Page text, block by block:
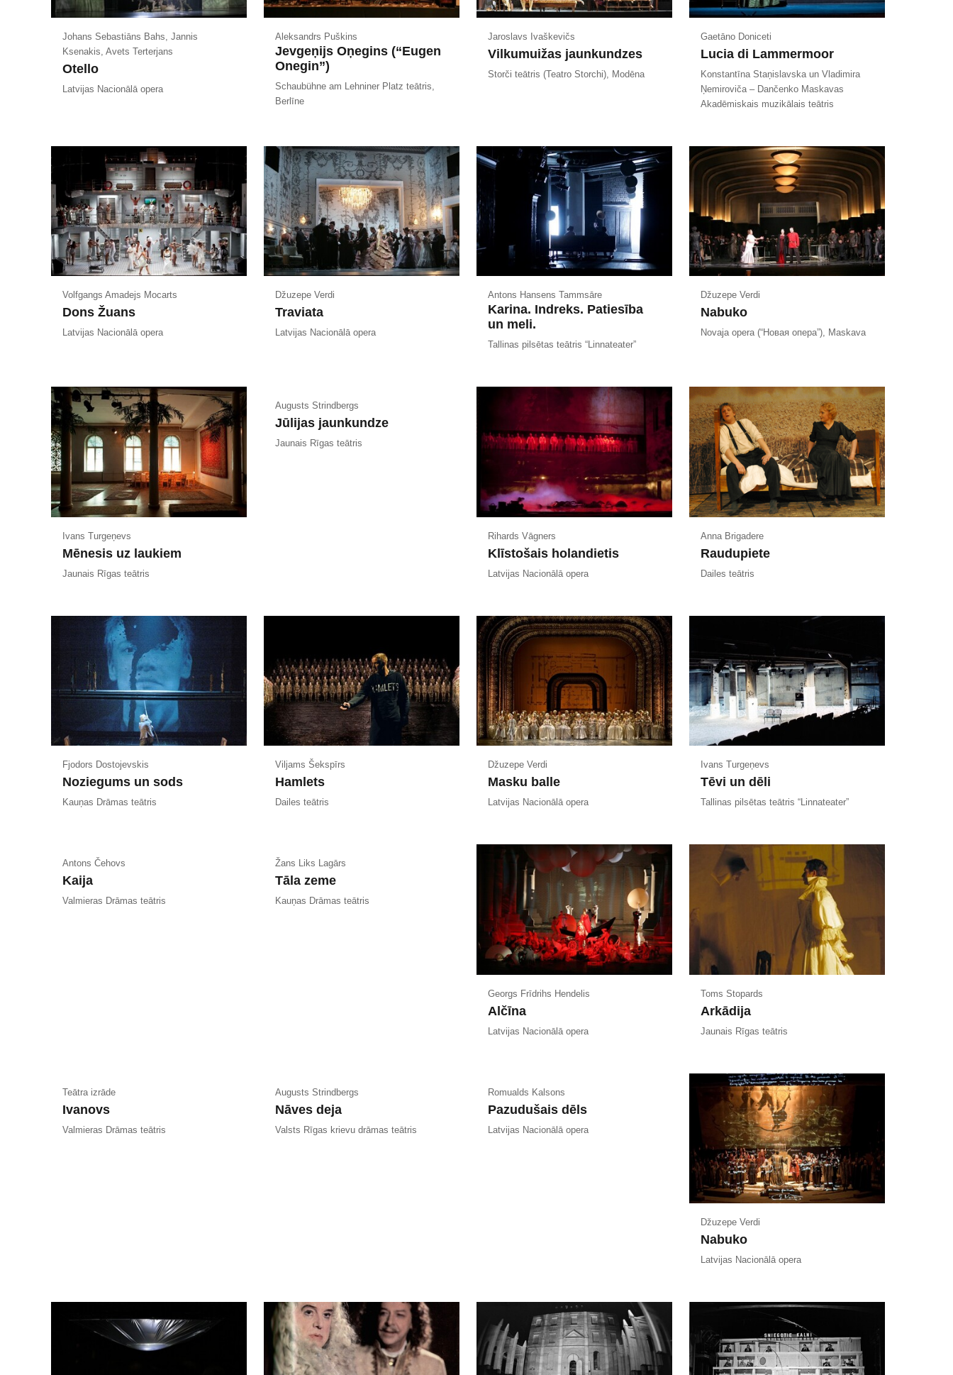
Johans Sebastiāns Bahs, Jannis
Ksenakis, Avets Terterjans
Otello
Latvijas Nacionālā opera
Aleksandrs Puškins
Jevgeņijs Oņegins (“Eugen
Onegin”)
Schaubühne am Lehniner Platz teātris,
Berlīne
Jaroslavs Ivaškevičs
Vilkumuižas jaunkundzes
Storči teātris (Teatro Storchi), Modēna
Gaetāno Doniceti
Lucia di Lammermoor
Konstantīna Staņislavska un Vladimira
Ņemiroviča – Dančenko Maskavas
Akadēmiskais muzikālais teātris
Volfgangs Amadejs Mocarts
Dons Žuans
Latvijas Nacionālā opera
Džuzepe Verdi
Traviata
Latvijas Nacionālā opera
Antons Hansens Tammsāre
Karina. Indreks. Patiesība
un meli.
Tallinas pilsētas teātris “Linnateater”
Džuzepe Verdi
Nabuko
Novaja opera (“Новая опера”), Maskava
Ivans Turgeņevs
Mēnesis uz laukiem
Jaunais Rīgas teātris
Augusts Strindbergs
Jūlijas jaunkundze
Jaunais Rīgas teātris
Rihards Vāgners
Klīstošais holandietis
Latvijas Nacionālā opera
Anna Brigadere
Raudupiete
Dailes teātris
Fjodors Dostojevskis
Noziegums un sods
Kauņas Drāmas teātris
Viljams Šekspīrs
Hamlets
Dailes teātris
Džuzepe Verdi
Masku balle
Latvijas Nacionālā opera
Ivans Turgeņevs
Tēvi un dēli
Tallinas pilsētas teātris “Linnateater”
Antons Čehovs
Kaija
Valmieras Drāmas teātris
Žans Liks Lagārs
Tāla zeme
Kauņas Drāmas teātris
Georgs Frīdrihs Hendelis
Alčīna
Latvijas Nacionālā opera
Toms Stopards
Arkādija
Jaunais Rīgas teātris
Teātra izrāde
Ivanovs
Valmieras Drāmas teātris
Augusts Strindbergs
Nāves deja
Valsts Rīgas krievu drāmas teātris
Romualds Kalsons
Pazudušais dēls
Latvijas Nacionālā opera
Džuzepe Verdi
Nabuko
Latvijas Nacionālā opera